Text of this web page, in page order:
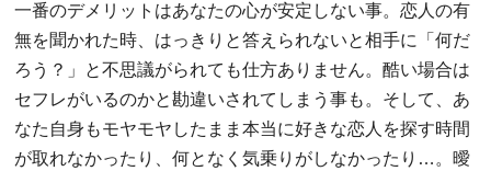
一番のデメリットはあなたの心が安定しない事。恋人の有
無を聞かれた時、はっきりと答えられないと相手に「何だ
ろう？」と不思議がられても仕方ありません。酷い場合は
セフレがいるのかと勘違いされてしまう事も。そして、あ
なた自身もモヤモヤしたまま本当に好きな恋人を探す時間
が取れなかったり、何となく気乗りがしなかったり…。曖